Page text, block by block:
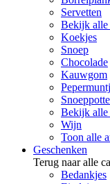
Servetten
Bekijk alle
Koekjes
Snoep
Chocolade
Kauwgom
Bekijk alle
Wijn
Toon alle
Geschenken
Terug naar alle
Bedankjes